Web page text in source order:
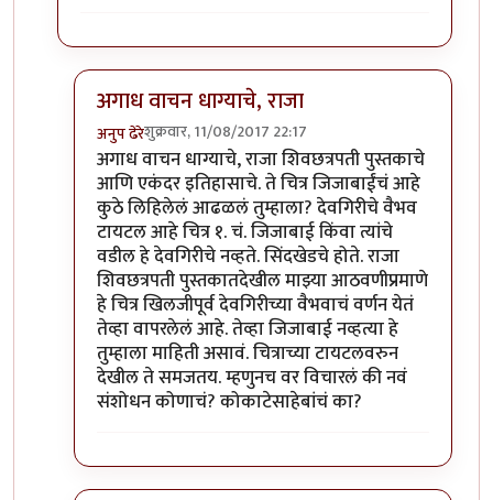
अगाध वाचन धाग्याचे, राजा
अनुप ढेरेशुक्रवार, 11/08/2017 22:17
In reply toक्षमा करा सगळी चित्रेbyविशुमित
अगाध वाचन धाग्याचे, राजा शिवछत्रपती पुस्तकाचे
आणि एकंदर इतिहासाचे. ते चित्र जिजाबाईंचं आहे
कुठे लिहिलेलं आढळलं तुम्हाला? देवगिरीचे वैभव
टायटल आहे चित्र १. चं. जिजाबाई किंवा त्यांचे
वडील हे देवगिरीचे नव्हते. सिंदखेडचे होते. राजा
शिवछत्रपती पुस्तकातदेखील माझ्या आठवणीप्रमाणे
हे चित्र खिलजीपूर्व देवगिरीच्या वैभवाचं वर्णन येतं
तेव्हा वापरलेलं आहे. तेव्हा जिजाबाई नव्हत्या हे
तुम्हाला माहिती असावं. चित्राच्या टायटलवरुन
देखील ते समजतय. म्हणुनच वर विचारलं की नवं
संशोधन कोणाचं? कोकाटेसाहेबांचं का?